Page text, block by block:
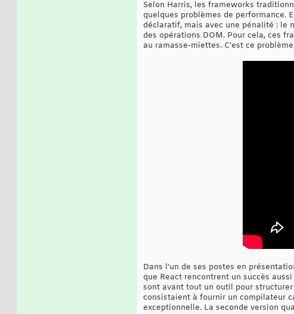
Selon Harris, les frameworks
quelques problèmes de performance.
déclaratif, mais avec une pénalité : le
des opérations DOM. Pour cela, ces
au ramasse-miettes. C’est ce
Dans l'un de ses postes en
que React rencontrent un succès
sont avant tout un outil pour
consistaient à fournir un compilateur
exceptionnelle. La seconde version